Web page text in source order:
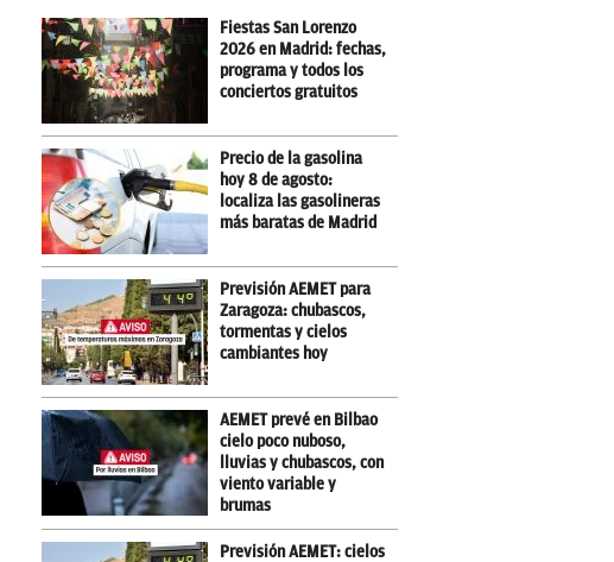
Fiestas San Lorenzo
2026 en Madrid: fechas,
programa y todos los
conciertos gratuitos
Precio de la gasolina
hoy 8 de agosto:
localiza las gasolineras
más baratas de Madrid
Previsión AEMET para
Zaragoza: chubascos,
tormentas y cielos
cambiantes hoy
AEMET prevé en Bilbao
cielo poco nuboso,
lluvias y chubascos, con
viento variable y
brumas
Previsión AEMET: cielos